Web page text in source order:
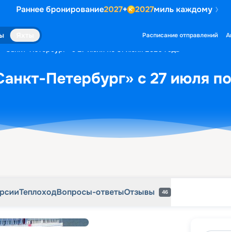
Раннее бронирование2027+ 2027миль каждому
Расписание отправлений
Петербург» с 27 июля по 31 июля 2026 года
Петербург» с 27 июля
ТеплоходВопросы-ответыОтзывы 46